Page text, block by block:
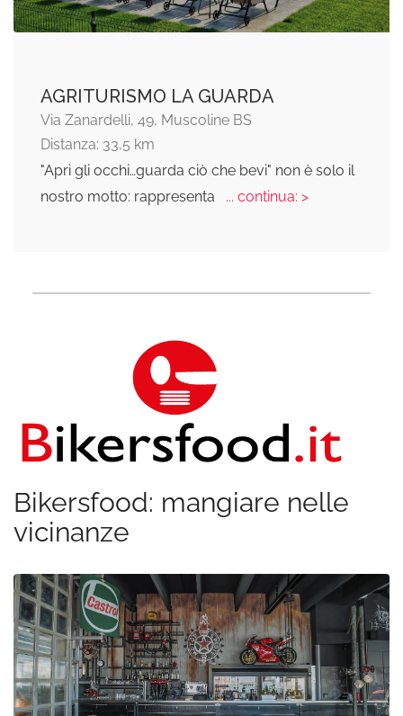
AGRITURISMO LA GUARDA
Via Zanardelli, 49, Muscoline BS
Distanza: 33,5 km
"Apri gli occhi…guarda ciò che bevi" non è solo il
nostro motto: rappresenta
... continua: >
Bikersfood: mangiare nelle
vicinanze